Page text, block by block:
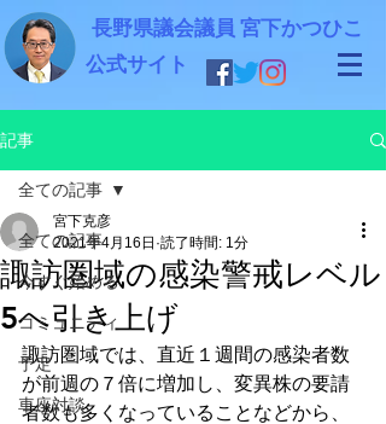
長野県議会議員 宮下かつひこ
公式サイト
記事
全ての記事
今すぐ始める
コミュニティ
予定
車座対談
全ての記事
諏訪圏域の感染警戒レベル
5へ引き上げ
宮下克彦
2021年4月16日 読了時間: 1分
諏訪圏域では、直近１週間の感染者数
が前週の７倍に増加し、変異株の要請
者数も多くなっていることなどから、